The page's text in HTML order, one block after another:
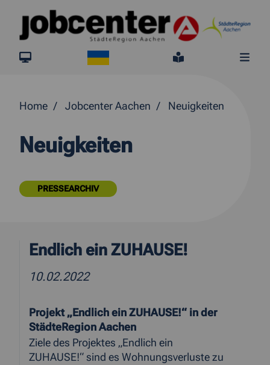
Springe direkt zum Inhalt
jobcenter.digital
Leichte
Home Jobcenter Aachen Neuigkeiten
Neuigkeiten
PRESSEARCHIV
Endlich ein ZUHAUSE!
10.02.2022
Projekt „Endlich ein ZUHAUSE!“ in der
StädteRegion Aachen
Ziele des Projektes „Endlich ein
ZUHAUSE!“ sind es Wohnungsverluste zu